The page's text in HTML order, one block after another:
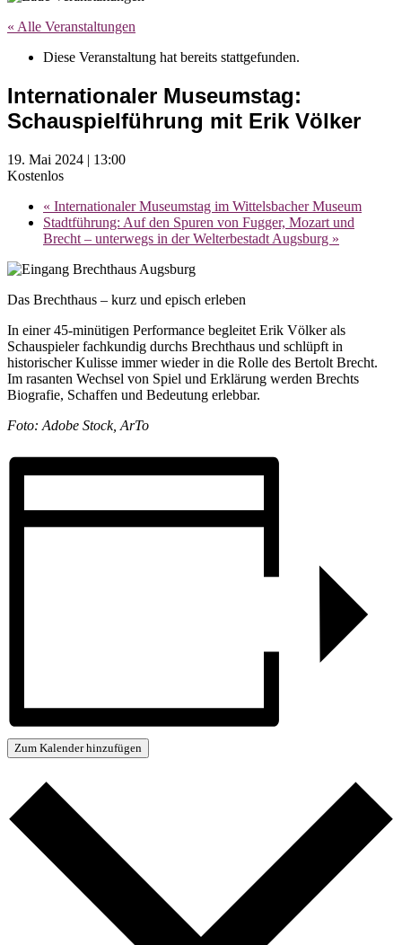
« Alle Veranstaltungen
Diese Veranstaltung hat bereits stattgefunden.
Internationaler Museumstag:
Schauspielführung mit Erik Völker
19. Mai 2024 | 13:00
Kostenlos
« Internationaler Museumstag im Wittelsbacher Museum
Stadtführung: Auf den Spuren von Fugger, Mozart und
Brecht – unterwegs in der Welterbestadt Augsburg »
Das Brechthaus – kurz und episch erleben
In einer 45-minütigen Performance begleitet Erik Völker als
Schauspieler fachkundig durchs Brechthaus und schlüpft in
historischer Kulisse immer wieder in die Rolle des Bertolt Brecht.
Im rasanten Wechsel von Spiel und Erklärung werden Brechts
Biografie, Schaffen und Bedeutung erlebbar.
Foto: Adobe Stock, ArTo
Zum Kalender hinzufügen